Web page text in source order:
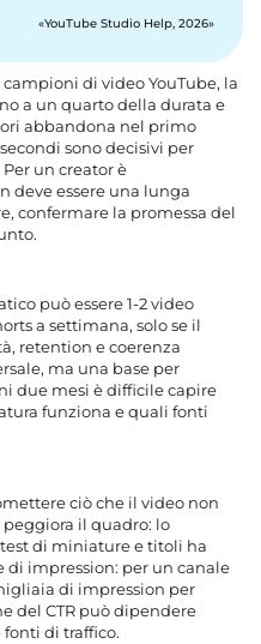
YouTube Studio Help, 2026
di video YouTube, la
a un quarto della durata e
abbandona nel primo
sono decisivi per
un creator è
deve essere una lunga
confermare la promessa del
può essere 1-2 video
a settimana, solo se il
retention e coerenza
ma una base per
due mesi è difficile capire
funziona e quali fonti
ciò che il video non
peggiora il quadro: lo
test di miniature e titoli ha
di impression: per un canale
di impression per
del CTR può dipendere
di traffico.